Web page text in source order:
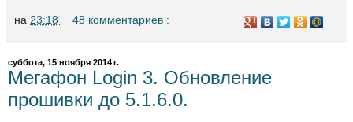
на 23:18 48 комментариев :
суббота, 15 ноября 2014 г.
Мегафон Login 3. Обновление
прошивки до 5.1.6.0.